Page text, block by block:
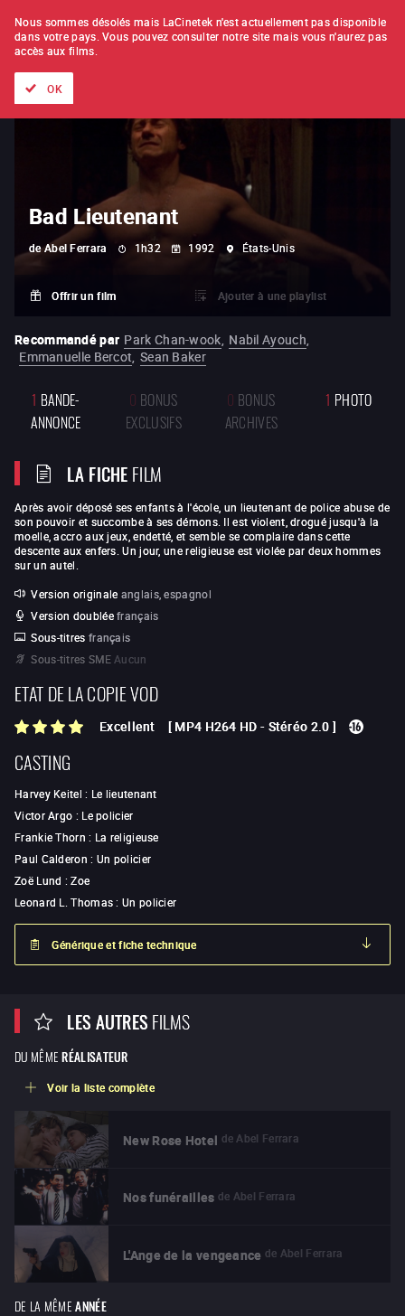
À L'UNITÉ ABONNEMENT
Bad Lieutenant
de Abel Ferrara 1h32 1992 États-Unis
Offrir un film Ajouter à une playlist
Recommandé par Park Chan-wook, Nabil Ayouch,
Emmanuelle Bercot, Sean Baker
1 BANDE-
ANNONCE
0 BONUS
EXCLUSIFS
0 BONUS
ARCHIVES
1 PHOTO
LA FICHEFILM
Après avoir déposé ses enfants à l'école, un lieutenant de police abuse de
son pouvoir et succombe à ses démons. Il est violent, drogué jusqu'à la
moelle, accro aux jeux, endetté, et semble se complaire dans cette
descente aux enfers. Un jour, une religieuse est violée par deux hommes
sur un autel.
Version originale anglais, espagnol
Version doublée français
Sous-titres français
Sous-titres SME Aucun
ETAT DE LA COPIE VOD
Excellent [ MP4 H264 HD - Stéréo 2.0 ]
CASTING
Harvey Keitel : Le lieutenant
Victor Argo : Le policier
Frankie Thorn : La religieuse
Paul Calderon : Un policier
Zoë Lund :Zoe
Leonard L. Thomas:Un policier
Générique et fiche technique
LES AUTRESFILMS
DU MÊME RÉALISATEUR
Voir la liste complète
New Rose Hotel de Abel Ferrara
Nos funérailles de Abel Ferrara
L'Ange de la vengeance de Abel Ferrara
DE LA MÊME ANNÉE
Nous sommes désolés mais LaCinetek n'est actuellement pas disponible
dans votre pays. Vous pouvez consulter notre site mais vous n'aurez pas
accès aux films.
OK